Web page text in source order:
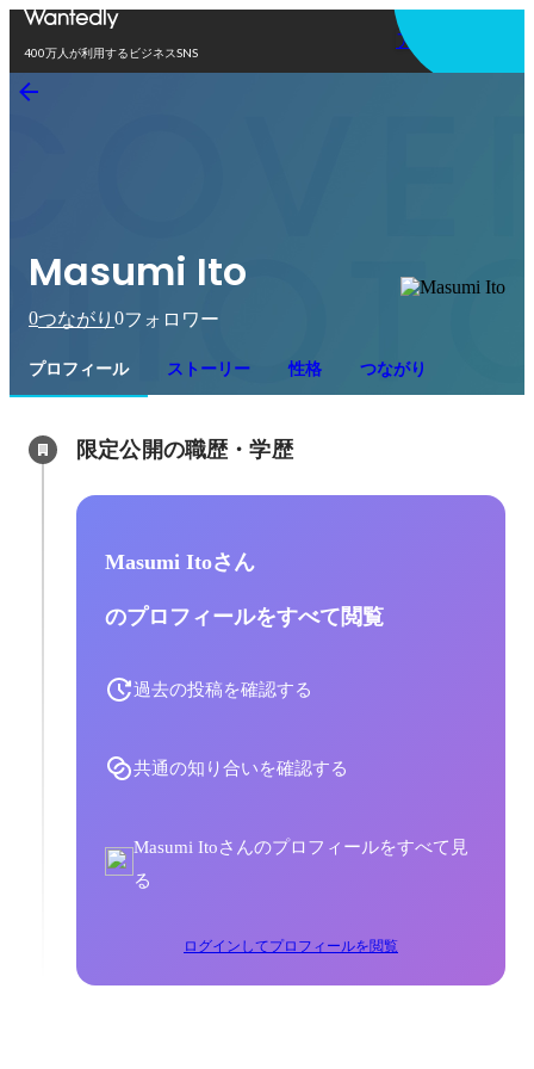
400万人が利用するビジネスSNS
アプリを使う
Masumi Ito
0つながり 0フォロワー
プロフィール ストーリー 性格 つながり
限定公開の職歴・学歴
Masumi Itoさん
のプロフィールをすべて閲覧
過去の投稿を確認する
共通の知り合いを確認する
Masumi Itoさんのプロフィールをすべて見
る
ログインしてプロフィールを閲覧